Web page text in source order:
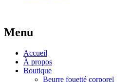
Menu
Accueil
À propos
Boutique
Beurre fouetté corporel